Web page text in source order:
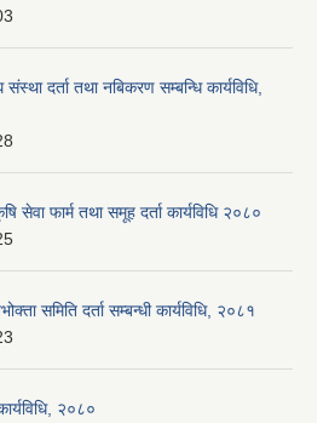
दर्ता तथा नबिकरण सम्बन्धि कार्यविधि,
सेवा फार्म तथा समूह दर्ता कार्यविधि २०८०
समिति दर्ता सम्बन्धी कार्यविधि, २०८१
२०८०